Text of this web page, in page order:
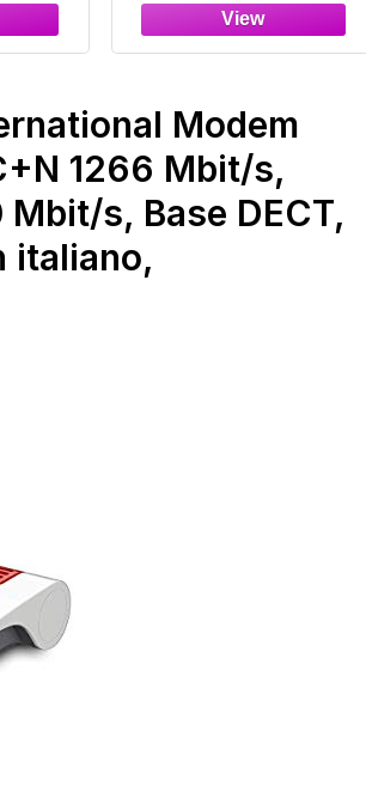
5GHz 300Mbps 802.11
a B G N, con Chipset
Modem
1266 Mbit/s,
s, Base DECT,
italiano,